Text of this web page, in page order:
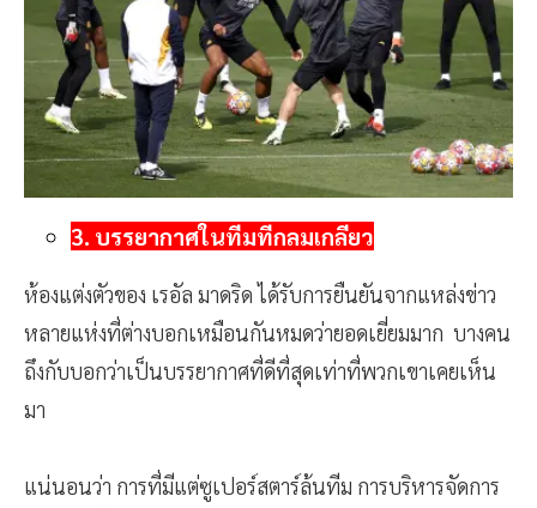
3. บรรยากาศในทีมที่กลมเกลียว
ห้องแต่งตัวของ เรอัล มาดริด ได้รับการยืนยันจากแหล่งข่าว
หลายแห่งที่ต่างบอกเหมือนกันหมดว่ายอดเยี่ยมมาก บางคน
ถึงกับบอกว่าเป็นบรรยากาศที่ดีที่สุดเท่าที่พวกเขาเคยเห็น
มา
แน่นอนว่า การที่มีแต่ซูเปอร์สตาร์ล้นทีม การบริหารจัดการ